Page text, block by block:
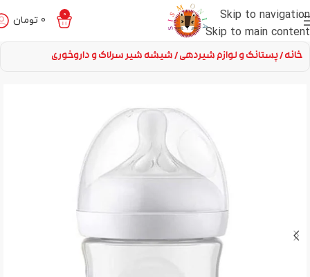
Skip to navigation
Skip to main content
0
0 تومان
خانه پستانک و لوازم شیردهی شیشه شیر سرلاک و داروخوری